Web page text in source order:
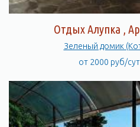
Отдых Алупка ,
Зеленый домик
от 2000 руб/